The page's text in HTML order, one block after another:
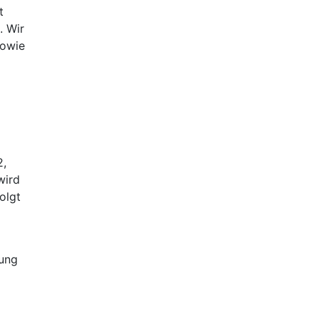
Wir